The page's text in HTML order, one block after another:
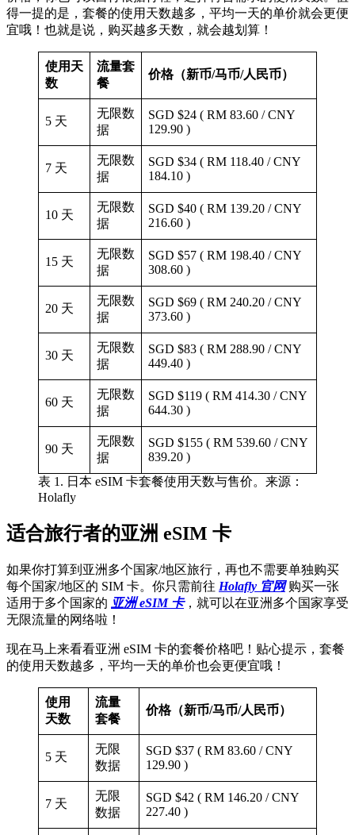
得一提的是，套餐的使用天数越多，平均一天的单价就会更便
宜哦！也就是说，购买越多天数，就会越划算！
使用天
数
流量套
餐
价格（新币/马币/人民币）
5 天
无限数
据
SGD $24 ( RM 83.60 / CNY
129.90 )
7 天
无限数
据
SGD $34 ( RM 118.40 / CNY
184.10 )
10 天
无限数
据
SGD $40 ( RM 139.20 / CNY
216.60 )
15 天
无限数
据
SGD $57 ( RM 198.40 / CNY
308.60 )
20 天
无限数
据
SGD $69 ( RM 240.20 / CNY
373.60 )
30 天
无限数
据
SGD $83 ( RM 288.90 / CNY
449.40 )
60 天
无限数
据
SGD $119 ( RM 414.30 / CNY
644.30 )
90 天
无限数
据
SGD $155 ( RM 539.60 / CNY
839.20 )
表 1. 日本 eSIM 卡套餐使用天数与售价。来源：
Holafly
适合旅行者的亚洲 eSIM 卡
如果你打算到亚洲多个国家/地区旅行，再也不需要单独购买
每个国家/地区的 SIM 卡。你只需前往 Holafly 官网 购买一张
适用于多个国家的 亚洲 eSIM 卡，就可以在亚洲多个国家享受
无限流量的网络啦！
现在马上来看看亚洲 eSIM 卡的套餐价格吧！贴心提示，套餐
的使用天数越多，平均一天的单价也会更便宜哦！
使用
天数
流量
套餐
价格（新币/马币/人民币）
5 天
无限
数据
SGD $37 ( RM 83.60 / CNY
129.90 )
7 天
无限
数据
SGD $42 ( RM 146.20 / CNY
227.40 )